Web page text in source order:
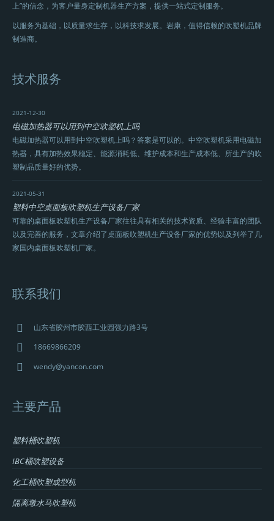
上”的信念，为客户量身定制机器生产方案，提供一站式定制服务。
以服务为基础，以质量求生存，以科技求发展。岩康，值得信赖的吹塑机品牌
制造商。
技术服务
2021-12-30
电磁加热器可以用到中空吹塑机上吗
电磁加热器可以用到中空吹塑机上吗？答案是可以的。中空吹塑机采用电磁加
热器，具有加热效果稳定、能源消耗低、维护成本和生产成本低、所生产的吹
塑制品质量好的优势。
2021-05-31
塑料中空桌面板吹塑机生产设备厂家
可靠的桌面板吹塑机生产设备厂家往往具有相关的技术资质、经验丰富的团队
以及完善的服务，文章介绍了桌面板吹塑机生产设备厂家的优势以及列举了几
家国内桌面板吹塑机厂家。
联系我们
山东省胶州市胶西工业园强力路3号
18669866209
wendy@yancon.com
主要产品
塑料桶吹塑机
IBC桶吹塑设备
化工桶吹塑成型机
隔离墩水马吹塑机